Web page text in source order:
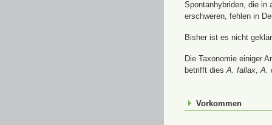
Spontanhybriden, die in
erschweren, fehlen in
Bisher ist es nicht
Die Taxonomie einiger
betrifft diesA. fallax,A.
Vorkommen